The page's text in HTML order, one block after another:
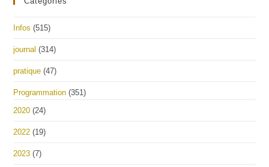
Infos (515)
journal (314)
pratique (47)
Programmation (351)
2020 (24)
2022 (19)
2023 (7)